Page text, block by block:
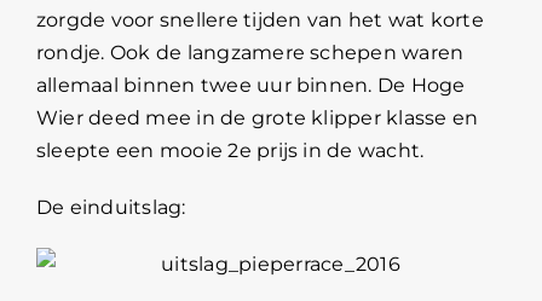
zorgde voor snellere tijden van het wat korte
rondje. Ook de langzamere schepen waren
allemaal binnen twee uur binnen. De Hoge
Wier deed mee in de grote klipper klasse en
sleepte een mooie 2e prijs in de wacht.
De einduitslag: